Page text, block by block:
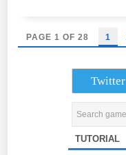
PAGE 1 OF 28 1
Twitter
TUTORIAL